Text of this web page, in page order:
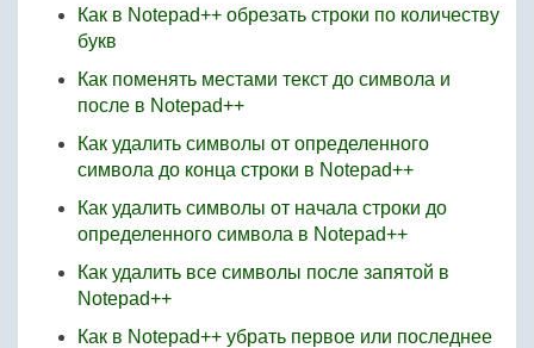
Как в Notepad++ обрезать строки по количеству
букв
Как поменять местами текст до символа и
после в Notepad++
Как удалить символы от определенного
символа до конца строки в Notepad++
Как удалить символы от начала строки до
определенного символа в Notepad++
Как удалить все символы после запятой в
Notepad++
Как в Notepad++ убрать первое или последнее